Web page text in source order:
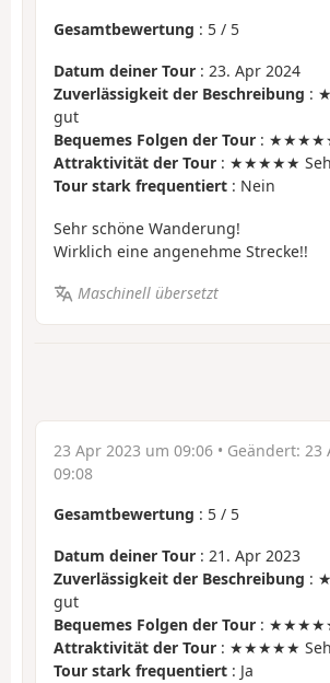
Gesamtbewertung : 5 / 5
Datum deiner Tour : 23. Apr 2024
Zuverlässigkeit der Beschreibung :
gut
Bequemes Folgen der Tour :
Attraktivität der Tour : ★★★★★
Tour stark frequentiert : Nein
Sehr schöne Wanderung!
Wirklich eine angenehme Strecke!!
Maschinell übersetzt
23 Apr 2023 um 09:06 • Geändert: 23
09:08
Gesamtbewertung : 5 / 5
Datum deiner Tour : 21. Apr 2023
Zuverlässigkeit der Beschreibung :
gut
Bequemes Folgen der Tour :
Attraktivität der Tour : ★★★★★
Tour stark frequentiert : Ja